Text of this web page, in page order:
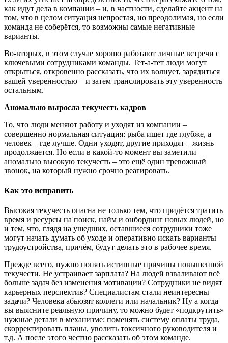
как идут дела в компании – и, в частности, сделайте акцент на
том, что в целом ситуация непростая, но преодолимая, но если
команда не соберётся, то возможны самые негативные
варианты.
Во-вторых, в этом случае хорошо работают личные встречи с
ключевыми сотрудниками команды. Тет-а-тет люди могут
открыться, откровенно рассказать, что их волнует, зарядиться
вашей уверенностью – и затем транслировать эту уверенность
остальным.
Аномально выросла текучесть кадров
То, что люди меняют работу и уходят из компании –
совершенно нормальная ситуация: рыба ищет где глубже, а
человек – где лучше. Одни уходят, другие приходят – жизнь
продолжается. Но если в какой-то момент вы заметили
аномально высокую текучесть – это ещё один тревожный
звонок, на который нужно срочно реагировать.
Как это исправить
Высокая текучесть опасна не только тем, что придётся тратить
время и ресурсы на поиск, найм и онбординг новых людей, но
и тем, что, глядя на ушедших, оставшиеся сотрудники тоже
могут начать думать об уходе и оперативно искать варианты
трудоустройства, причём, будут делать это в рабочее время.
Прежде всего, нужно понять истинные причины повышенной
текучести. Не устраивает зарплата? На людей взваливают всё
больше задач без изменения мотивации? Сотрудники не видят
карьерных перспектив? Специалистам стали неинтересны
задачи? Человека абьюзят коллеги или начальник? Ну а когда
вы выясните реальную причину, то можно будет «подкрутить»
нужные детали в механизме: поменять систему оплаты труда,
скорректировать планы, уволить токсичного руководителя и
т.д. А после этого честно рассказать об этом команде.